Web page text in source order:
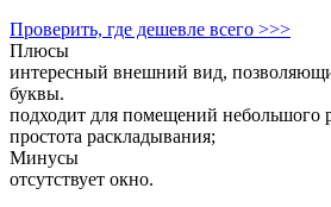
Проверить, где дешевле всего >>>
Плюсы
интересный внешний вид,
буквы.
подходит для помещений небольшого
простота раскладывания;
Минусы
отсутствует окно.